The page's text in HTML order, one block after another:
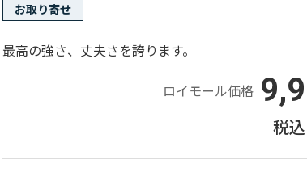
お取り寄せ
最高の強さ、丈夫さを誇ります。
ロイモール価格